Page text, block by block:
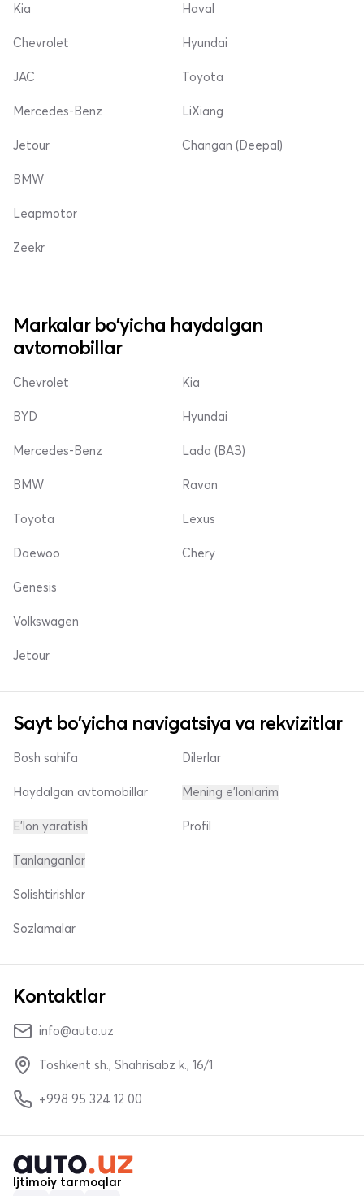
Kia
Chevrolet
Haval
Hyundai
JAC
Mercedes-Benz
Jetour
Toyota
LiXiang
Changan (Deepal)
BMW
Leapmotor
Zeekr
Markalar bo'yicha haydalgan
avtomobillar
Chevrolet
BYD
Mercedes-Benz
Kia
Hyundai
Lada (ВАЗ)
BMW
Toyota
Daewoo
Ravon
Lexus
Chery
Genesis
Volkswagen
Jetour
Sayt bo'yicha navigatsiya va rekvizitlar
Bosh sahifa
Haydalgan avtomobillar
E'lon yaratish
Dilerlar
Mening e'lonlarim
Profil
Tanlanganlar
Solishtirishlar
Sozlamalar
Kontaktlar
info@auto.uz
Toshkent sh., Shahrisabz k., 16/1
+998 95 324 12 00
Ijtimoiy tarmoqlar